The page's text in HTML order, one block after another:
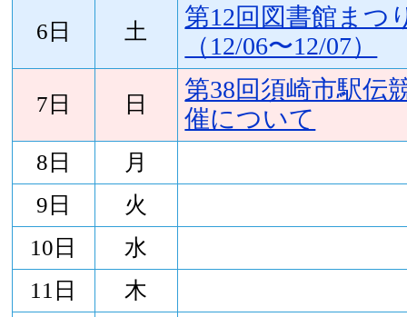
6日 土
第12回図書館まつ
（12/06〜12/07）
7日 日
第38回須崎市駅伝
催について
8日
月
9日
火
10日
水
11日
木